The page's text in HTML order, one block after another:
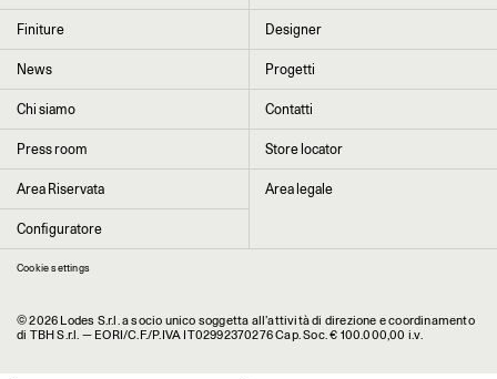
newsletter
Cliccando su “Invia” dichiaro di aver letto e accettato l’informativa Privacy
Finiture Designer
News Progetti
Chi siamo Contatti
Press room Store locator
Area Riservata Area legale
Configuratore
Cookie settings
© 2026 Lodes S.r.l. a socio unico soggetta all’attività di direzione e coordinamento
di TBH S.r.l. — EORI/C.F./P.IVA IT02992370276 Cap. Soc. € 100.000,00 i.v.